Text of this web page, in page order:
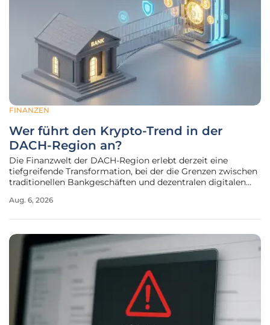
FINANZEN
Wer führt den Krypto-Trend in der
DACH-Region an?
Die Finanzwelt der DACH-Region erlebt derzeit eine
tiefgreifende Transformation, bei der die Grenzen zwischen
traditionellen Bankgeschäften und dezentralen digitalen
nationale Unterschiede deutlicher denn je zutage treten.
Aug. 6, 2026